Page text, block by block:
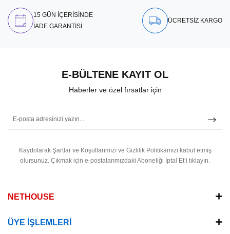
15 GÜN İÇERİSİNDE
İADE GARANTİSİ
ÜCRETSİZ KARGO
E-BÜLTENE KAYIT OL
Haberler ve özel fırsatlar için
Kaydolarak Şartlar ve Koşullarımızı ve Gizlilik Politikamızı kabul etmiş
olursunuz. Çıkmak için e-postalarımızdaki Aboneliği İptal Et’i tıklayın.
NETHOUSE
ÜYE İŞLEMLERİ